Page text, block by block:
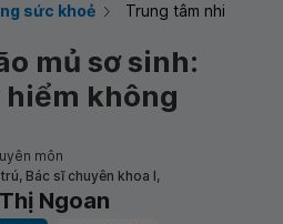
sức khoẻ Trung tâm nhi
mủ sơ sinh:
hiểm không
môn
Bác sĩ chuyên khoa I,
Ngoan